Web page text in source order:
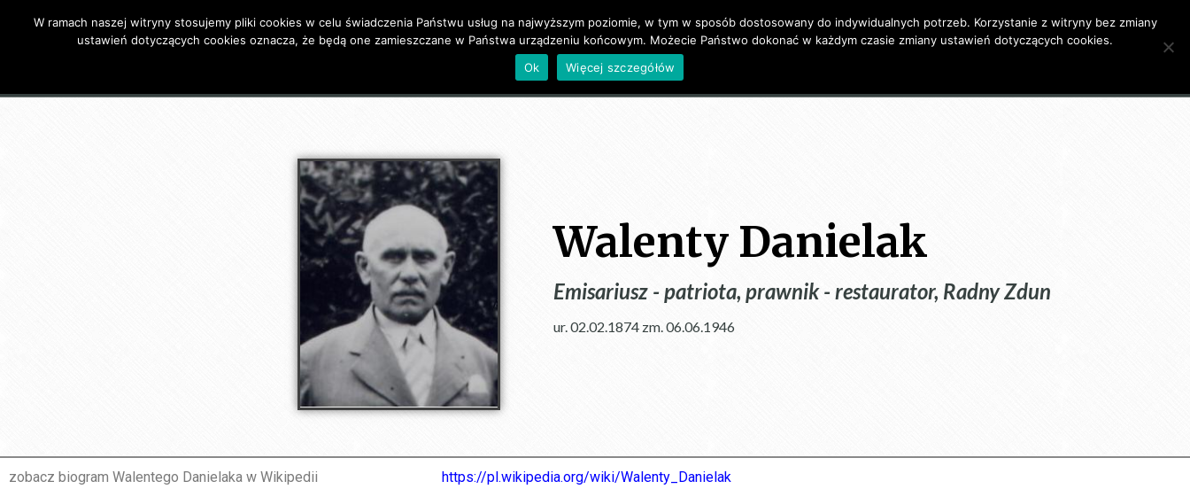
Primary Menu Strona główna O mnie Źródła i Bibliografia Rodzina Galeria Moja działalność Poezja Kontakt
Walenty Danielak
Emisariusz - patriota, prawnik - restaurator, Radny Zdun
ur. 02.02.1874 zm. 06.06.1946
zobacz biogram Walentego Danielaka w Wikipedii https://pl.wikipedia.org/wiki/Walenty_Danielak
W ramach naszej witryny stosujemy pliki cookies w celu świadczenia Państwu usług na najwyższym poziomie, w tym w sposób dostosowany do indywidualnych potrzeb. Korzystanie z witryny bez zmiany
ustawień dotyczących cookies oznacza, że będą one zamieszczane w Państwa urządzeniu końcowym. Możecie Państwo dokonać w każdym czasie zmiany ustawień dotyczących cookies.
Ok
Więcej szczegółów